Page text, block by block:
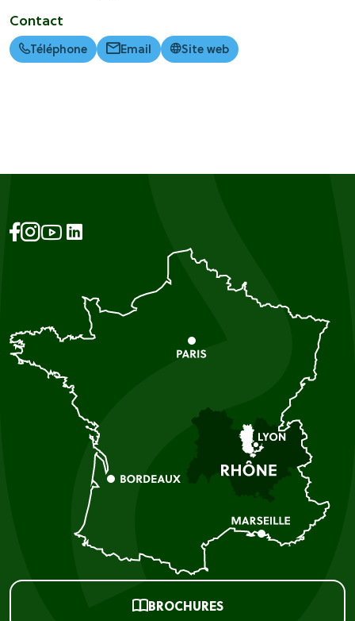
Contact
Téléphone Email Site web
BROCHURES